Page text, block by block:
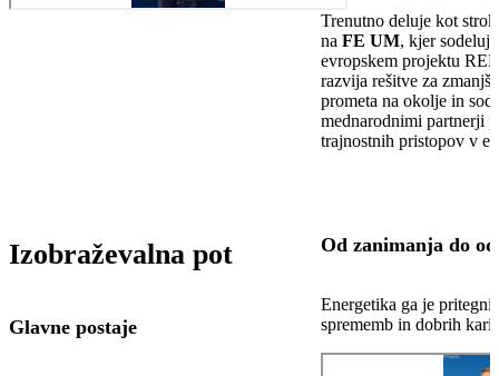
Trenutno deluje kot
na FE UM, kjer
evropskem projektu
razvija rešitve za
prometa na okolje in
mednarodnimi partnerji
trajnostnih pristopov v
Izobraževalna pot
Glavne postaje
Od zanimanja do
Energetika ga je
sprememb in dobrih